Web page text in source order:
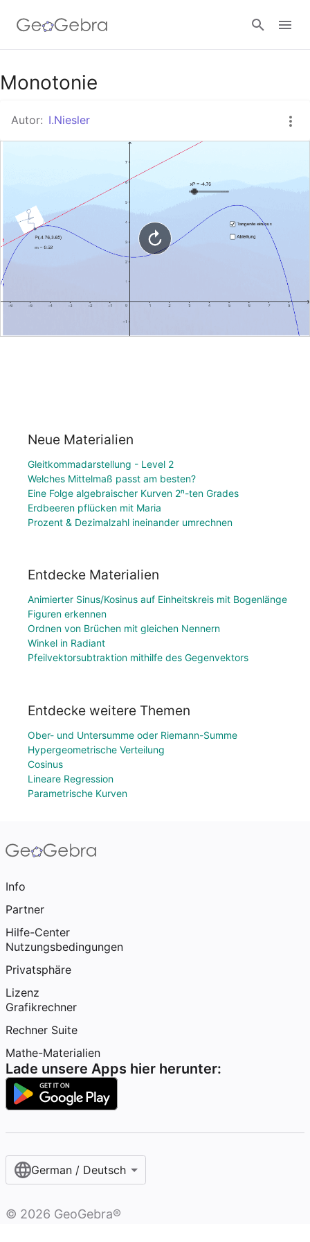
Google Classroom
GeoGebra Classroom
Anmelden
Monotonie
Autor: I.Niesler
Neue Materialien
Gleitkommadarstellung - Level 2
Welches Mittelmaß passt am besten?
Eine Folge algebraischer Kurven 2ⁿ-ten Grades
Erdbeeren pflücken mit Maria
Prozent & Dezimalzahl ineinander umrechnen
Entdecke Materialien
Animierter Sinus/Kosinus auf Einheitskreis mit Bogenlänge
Figuren erkennen
Ordnen von Brüchen mit gleichen Nennern
Winkel in Radiant
Pfeilvektorsubtraktion mithilfe des Gegenvektors
Entdecke weitere Themen
Ober- und Untersumme oder Riemann-Summe
Hypergeometrische Verteilung
Cosinus
Lineare Regression
Parametrische Kurven
Info
Partner
Hilfe-Center
Nutzungsbedingungen
Privatsphäre
Lizenz
Grafikrechner
Rechner Suite
Mathe-Materialien
Lade unsere Apps hier herunter:
German / Deutsch
© 2026 GeoGebra®